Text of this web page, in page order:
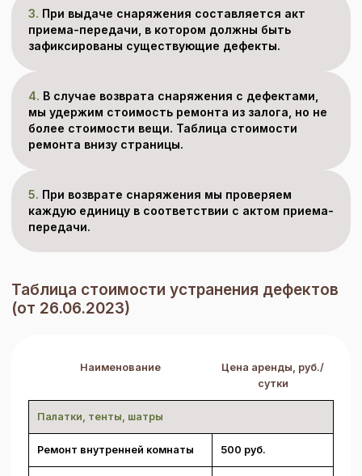
3. При выдаче снаряжения составляется акт
приема-передачи, в котором должны быть
зафиксированы существующие дефекты.
4. В случае возврата снаряжения с дефектами,
мы удержим стоимость ремонта из залога, но не
более стоимости вещи. Таблица стоимости
ремонта внизу страницы.
5. При возврате снаряжения мы проверяем
каждую единицу в соответствии с актом приема-
передачи.
Таблица стоимости устранения дефектов
(от 26.06.2023)
Наименование
Цена аренды, руб./
сутки
Палатки, тенты, шатры
Ремонт внутренней комнаты 500 руб.